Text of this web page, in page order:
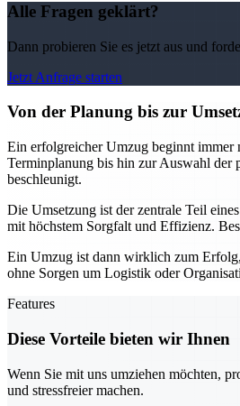
Alle Fragen geklärt?
Dann probieren Sie es jetzt aus und
Jetzt Anfrage starten
Von der Planung bis zur
Ein erfolgreicher Umzug beginnt immer
Terminplanung bis hin zur Auswahl der
beschleunigt.
Die Umsetzung ist der zentrale Teil
mit höchstem Sorgfalt und Effizienz.
Ein Umzug ist dann wirklich zum
ohne Sorgen um Logistik oder
Features
Diese Vorteile bieten wir Ihnen
Wenn Sie mit uns umziehen möchten,
und stressfreier machen.